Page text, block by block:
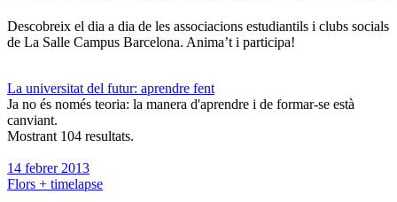
Descobreix el dia a dia de les associacions estudiantils i clubs socials
de La Salle Campus Barcelona. Anima’t i participa!
La universitat del futur: aprendre fent
Ja no és només teoria: la manera d'aprendre i de formar-se està
canviant.
Mostrant 104 resultats.
14 febrer 2013
Flors + timelapse